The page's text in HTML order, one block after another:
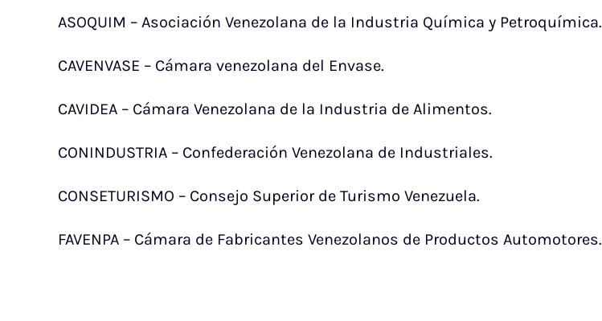
ASOQUIM – Asociación Venezolana de la Industria Química y Petroquímica.
CAVENVASE – Cámara venezolana del Envase.
CAVIDEA – Cámara Venezolana de la Industria de Alimentos.
CONINDUSTRIA – Confederación Venezolana de Industriales.
CONSETURISMO – Consejo Superior de Turismo Venezuela.
FAVENPA – Cámara de Fabricantes Venezolanos de Productos Automotores.